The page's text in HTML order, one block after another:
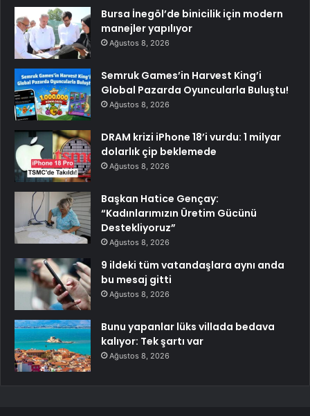
Bursa İnegöl’de binicilik için modern
manejler yapılıyor
Ağustos 8, 2026
Semruk Games’in Harvest King’i
Global Pazarda Oyuncularla Buluştu!
Ağustos 8, 2026
DRAM krizi iPhone 18’i vurdu: 1 milyar
dolarlık çip beklemede
Ağustos 8, 2026
Başkan Hatice Gençay:
“Kadınlarımızın Üretim Gücünü
Destekliyoruz”
Ağustos 8, 2026
9 ildeki tüm vatandaşlara aynı anda
bu mesaj gitti
Ağustos 8, 2026
Bunu yapanlar lüks villada bedava
kalıyor: Tek şartı var
Ağustos 8, 2026